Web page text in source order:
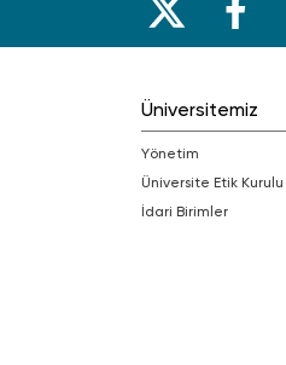
Üniversitemiz
Yönetim
Üniversite Etik Kurulu
İdari Birimler